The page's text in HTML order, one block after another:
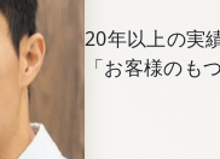
20年以上の実
「お客様のも